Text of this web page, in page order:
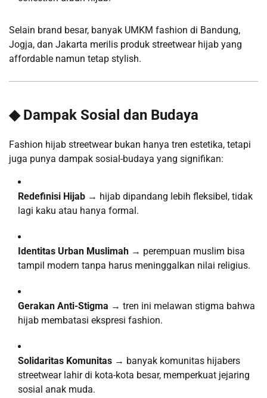
Selain brand besar, banyak UMKM fashion di Bandung,
Jogja, dan Jakarta merilis produk streetwear hijab yang
affordable namun tetap stylish.
◆ Dampak Sosial dan Budaya
Fashion hijab streetwear bukan hanya tren estetika, tetapi
juga punya dampak sosial-budaya yang signifikan:
Redefinisi Hijab → hijab dipandang lebih fleksibel, tidak
lagi kaku atau hanya formal.
Identitas Urban Muslimah → perempuan muslim bisa
tampil modern tanpa harus meninggalkan nilai religius.
Gerakan Anti-Stigma → tren ini melawan stigma bahwa
hijab membatasi ekspresi fashion.
Solidaritas Komunitas → banyak komunitas hijabers
streetwear lahir di kota-kota besar, memperkuat jejaring
sosial anak muda.